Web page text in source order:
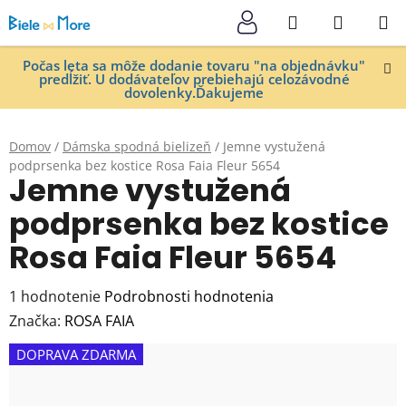
na
obsah
Počas leta sa môže dodanie tovaru "na objednávku"
predĺžiť. U dodávateľov prebiehajú celozávodné
dovolenky.Ďakujeme
Hľadať
KOŠÍK
Domov / Dámska spodná bielizeň / Jemne vystužená
podprsenka bez kostice Rosa Faia Fleur 5654
Jemne vystužená
podprsenka bez kostice
Rosa Faia Fleur 5654
Priemerné
hodnotenie
produktu
je
1 hodnotenie Podrobnosti hodnotenia
Značka: ROSA FAIA
DOPRAVA ZDARMA